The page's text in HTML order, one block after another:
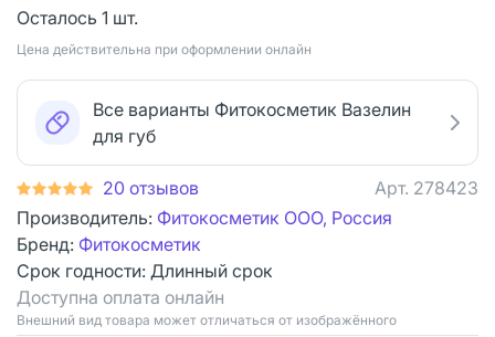
Осталось 1 шт.
Цена действительна при оформлении онлайн
Все варианты Фитокосметик Вазелин
для губ
20 отзывов Арт. 278423
Производитель: Фитокосметик ООО, Россия
Бренд: Фитокосметик
Срок годности: Длинный срок
Доступна оплата онлайн
Bнешний вид товара может отличаться от изображённого